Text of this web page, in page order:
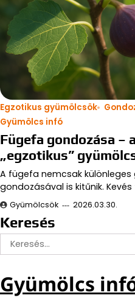
Egzotikus gyümölcsök
Gyümölcs infó
Fügefa gondozása –
„egzotikus”
A fügefa nemcsak különleges
gondozásával is kitűnik.
Gyümölcsök 2026.03.30.
Keresés
Keresés:
Gyümölcs